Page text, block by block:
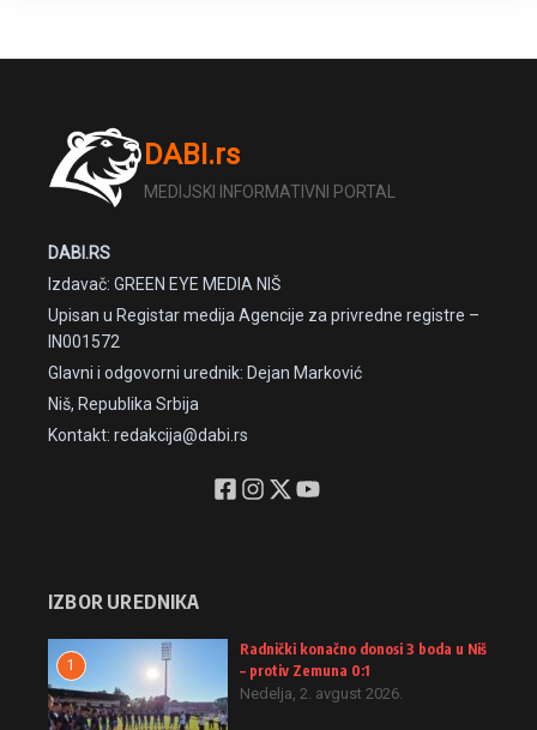
DABI.rs
MEDIJSKI INFORMATIVNI PORTAL
DABI.RS
Izdavač: GREEN EYE MEDIA NIŠ
Upisan u Registar medija Agencije za privredne registre –
IN001572
Glavni i odgovorni urednik: Dejan Marković
Niš, Republika Srbija
Kontakt: redakcija@dabi.rs
IZBOR UREDNIKA
1
Radnički konačno donosi 3 boda u Niš
– protiv Zemuna 0:1
Nedelja, 2. avgust 2026.